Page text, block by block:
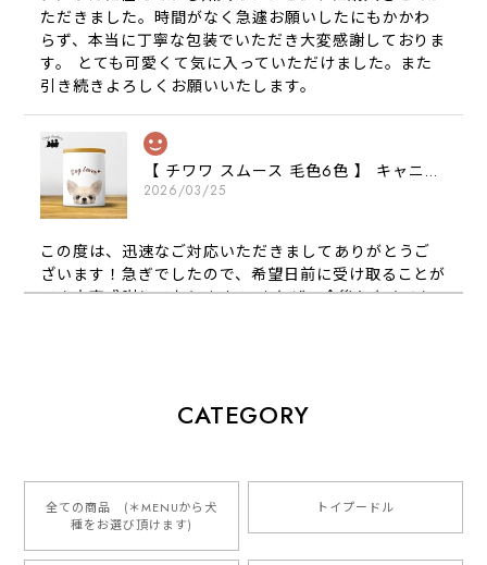
ただきました。時間がなく急遽お願いしたにもかかわ
らず、本当に丁寧な包装でいただき大変感謝しておりま
す。 とても可愛くて気に入っていただけました。また
引き続きよろしくお願いいたします。
【 チワワ スムース 毛色6色 】 キャニスター 保存容器 お家用 プレゼント 犬 ペット うちの子 犬グッズ
2026/03/25
この度は、迅速なご対応いただきましてありがとうご
ざいます！急ぎでしたので、希望日前に受け取ることが
でき大変感謝しております！ またぜひ今後ともよろし
2026/01/16
とっても可愛くて、わんちゃんの名前や電話番号も分か
りやすくて最高です！ ありがとうございました❁⃘*.ﾟ
ご縁がありましたら、またよろしくお願いいたします。
CATEGORY
全ての商品 (＊MENUから犬
種をお選び頂けます)
トイプードル